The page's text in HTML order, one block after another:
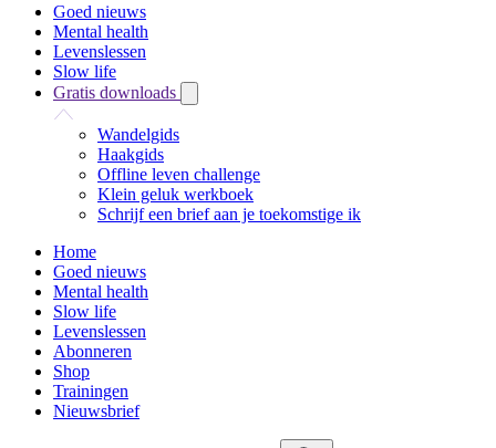
Goed nieuws
Mental health
Levenslessen
Slow life
Gratis downloads
Wandelgids
Haakgids
Offline leven challenge
Klein geluk werkboek
Schrijf een brief aan je toekomstige ik
Home
Goed nieuws
Mental health
Slow life
Levenslessen
Abonneren
Shop
Trainingen
Nieuwsbrief